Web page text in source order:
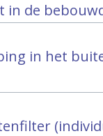
in de
in het